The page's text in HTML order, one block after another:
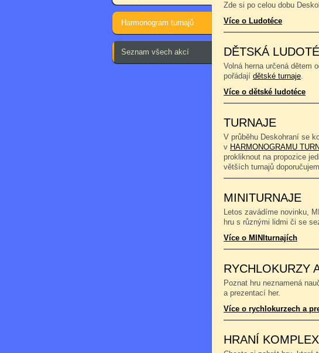
Harmonogram turnajů
Seznam všech akcí
Zde si po celou dobu
Více o Ludotéce
DĚTSKÁ
Volná herna určená dětem
pořádají dětské turnaje.
Více o dětské ludotéce
TURNAJE
V průběhu Deskohraní se
v HARMONOGRAMU
prokliknout na propozice
větších turnajů
MINITURNAJE
Letos zavádíme novinku,
hru s různými lidmi či se
Více o MINIturnajích
RYCHLOKURZY
Poznat hru neznamená
a prezentací her.
Více o rychlokurzech a
HRANÍ